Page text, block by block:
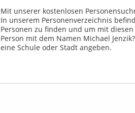
Mit unserer kostenlosen
In unserem Personenverzeichnis
Personen zu finden und um mit
Person mit dem Namen Michael
eine Schule oder Stadt angeben.